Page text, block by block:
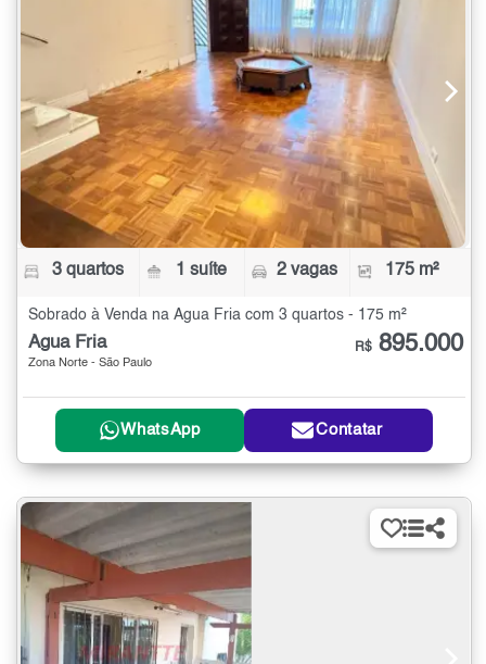
3 quartos 1 suíte 2 vagas 175 m²
Sobrado à Venda na Água Fria com 3 quartos - 175 m²
Água Fria
Zona Norte - São Paulo
R$ 895.000
WhatsApp Contatar